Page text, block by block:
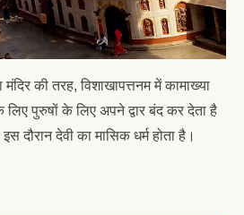
मंदिर की तरह, विशाखापत्तनम में कामाख्या
लिए पुरुषों के लिए अपने द्वार बंद कर देता है
दौरान देवी का मासिक धर्म होता है।